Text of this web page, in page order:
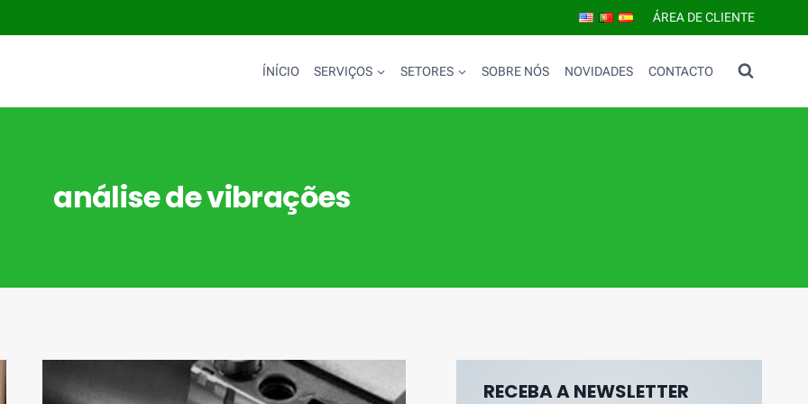
ÁREA DE CLIENTE
ÍNÍCIO SERVIÇOS SETORES SOBRE NÓS NOVIDADES CONTACTO
análise de vibrações
RECEBA A NEWSLETTER